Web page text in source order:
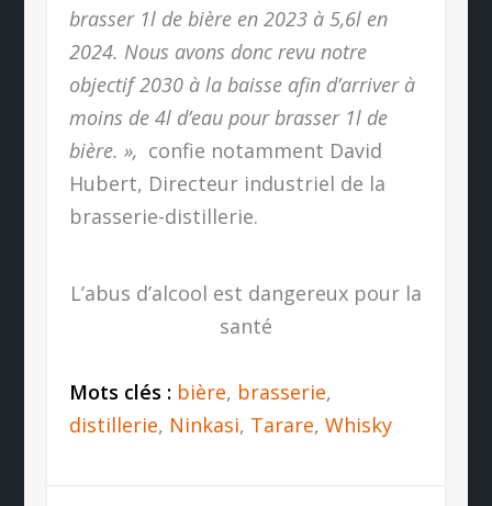
brasser 1l de bière en 2023 à 5,6l en
2024. Nous avons donc revu notre
objectif 2030 à la baisse afin d’arriver à
moins de 4l d’eau pour brasser 1l de
bière. », confie notamment David
Hubert, Directeur industriel de la
brasserie-distillerie.
L’abus d’alcool est dangereux pour la
santé
Mots clés : bière, brasserie,
distillerie, Ninkasi, Tarare, Whisky